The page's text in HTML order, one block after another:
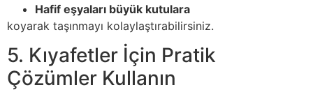
Hafif eşyaları büyük kutulara
koyarak taşınmayı kolaylaştırabilirsiniz.
5. Kıyafetler İçin Pratik
Çözümler Kullanın